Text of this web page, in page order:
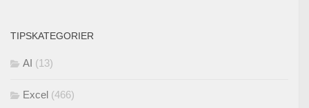
TIPSKATEGORIER
AI (13)
Excel (466)